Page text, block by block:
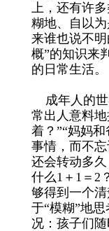
上，还有许
糊地、自以
来谁也说不
概”的知识来
的日常生活
成年人的世
常出人意料
着？”“妈妈
事情，而不
还会转动多久
什么1＋1＝2
够得到一个
于“模糊”地
况：孩子们